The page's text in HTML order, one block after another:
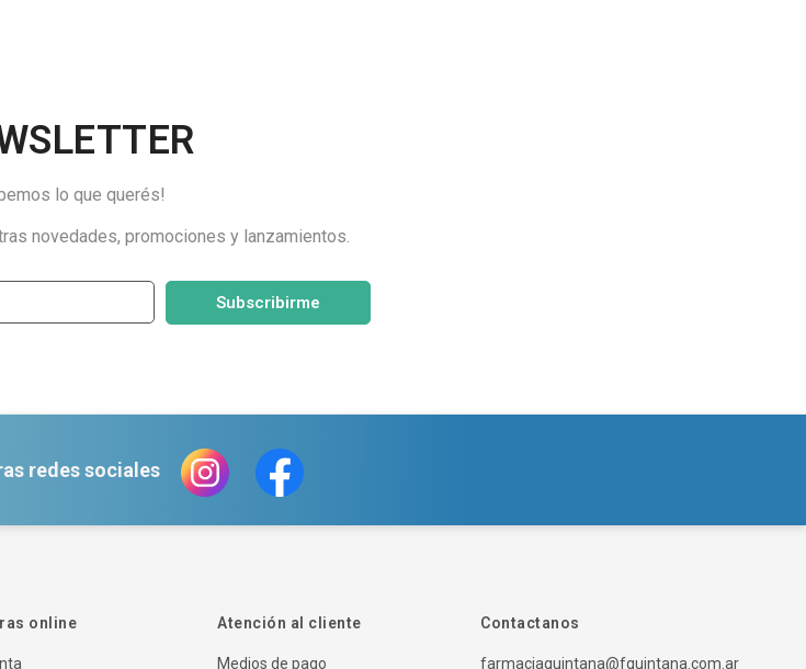
lo que querés!
novedades, promociones y lanzamientos.
Subscribirme
redes sociales
online Atención al cliente
Medios de pago
Contactanos
farmaciaquintana@fquintana.com.ar